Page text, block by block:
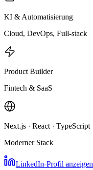
KI & Automatisierung
Cloud, DevOps, Full-stack
Product Builder
Fintech & SaaS
Next.js · React · TypeScript
Moderner Stack
LinkedIn-Profil anzeigen